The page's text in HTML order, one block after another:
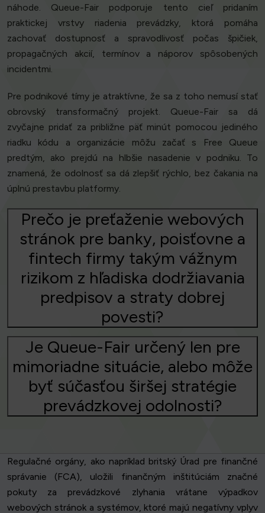
náhode. Queue-Fair podporuje tento cieľ pridaním
praktickej vrstvy riadenia prevádzky, ktorá pomáha
zachovať dostupnosť a spravodlivosť počas špičiek,
propagačných akcií, termínov a náporov spôsobených
incidentmi.
Pre podnikové tímy je atraktívne, že sa z toho nemusí stať
obrovský transformačný projekt. Queue-Fair sa dá
zvyčajne pridať za približne päť minút pomocou jediného
riadku kódu a organizácie môžu začať s Free Queue
predtým, ako prejdú na hlbšie nasadenie v podniku. To
znamená, že odolnosť sa dá zlepšiť rýchlo, bez čakania na
úplnú prestavbu platformy.
Prečo je preťaženie webových
stránok pre banky, poisťovne a
fintech firmy takým vážnym
rizikom z hľadiska dodržiavania
predpisov a straty dobrej
povesti?
Je Queue-Fair určený len pre
mimoriadne situácie, alebo môže
byť súčasťou širšej stratégie
prevádzkovej odolnosti?
Regulačné orgány, ako napríklad britský Úrad pre finančné
správanie (FCA), uložili finančným inštitúciám značné
pokuty za prevádzkové zlyhania vrátane výpadkov
webových stránok a systémov, ktoré majú negatívny vplyv